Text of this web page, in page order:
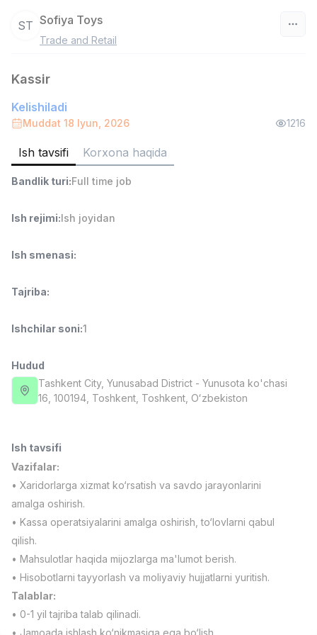
Ombor yordamchisi
ASIAN
Full time job
Ish joyidan
6,000,000 - 15,000,000 sum
Do'kon sotuvchisi
3,000,000 - 6,000,000 sum
Full time job
Ish joyidan
Fast food Oshpazi
2,600,000 - 5,000,000 sum/
LES AILES
Farmatsevt
3,000,000 - 10,000,000 sum
Full time job
Kelishiladi
NAFF
Full time job
Ish joyidan
Sotuv bo'yicha agent
Kelishiladi
ST Sofiya Toys
Trade and Retail
Kassir
Kelishiladi
Muddat 18 Iyun, 2026 1216
Ish tavsifi Korxona haqida
Bandlik turi:Full time job
Ish rejimi:Ish joyidan
Ish smenasi:
Tajriba:
Ishchilar soni:1
Hudud
Tashkent City, Yunusabad District - Yunusota ko'chasi
16, 100194, Тоshkent, Toshkent, Oʻzbekiston
Ish tavsifi
Vazifalar:
• Xaridorlarga xizmat ko‘rsatish va savdo jarayonlarini
amalga oshirish.
• Kassa operatsiyalarini amalga oshirish, to‘lovlarni qabul
qilish.
• Mahsulotlar haqida mijozlarga ma'lumot berish.
• Hisobotlarni tayyorlash va moliyaviy hujjatlarni yuritish.
Talablar:
• 0-1 yil tajriba talab qilinadi.
Vakansiyalar Sohalar